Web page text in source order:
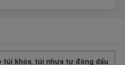
túi khóa, túi nhựa tự đóng dấu